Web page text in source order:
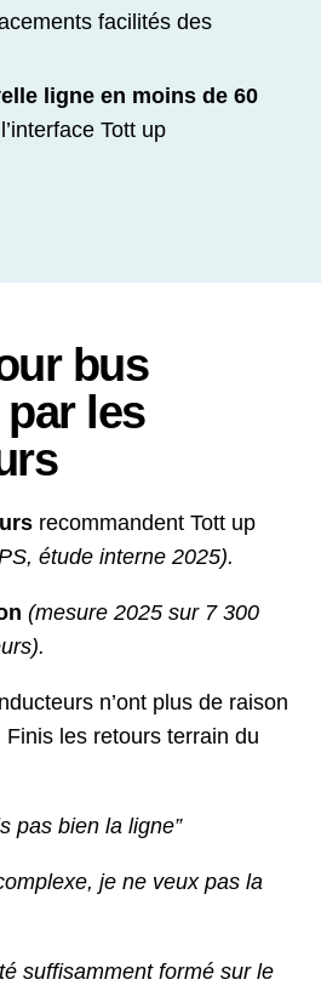
facilités des
ligne en moins de 60
Tott up
bus
les
recommandent Tott up
étude interne 2025).
(mesure 2025 sur 7 300
n’ont plus de raison
les retours terrain du
pas bien la ligne”
je ne veux pas la
suffisamment formé sur le